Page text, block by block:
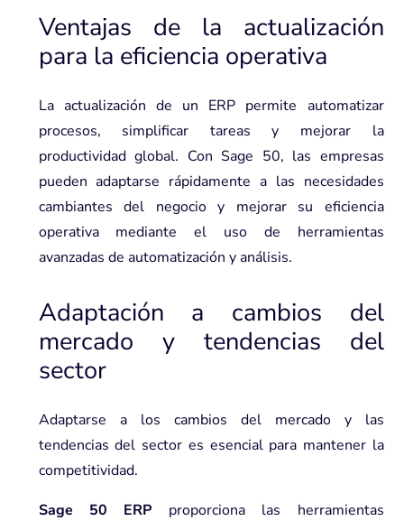
Ventajas de la actualización
para la eficiencia operativa
La actualización de un ERP permite automatizar
procesos, simplificar tareas y mejorar la
productividad global. Con Sage 50, las empresas
pueden adaptarse rápidamente a las necesidades
cambiantes del negocio y mejorar su eficiencia
operativa mediante el uso de herramientas
avanzadas de automatización y análisis.
Adaptación a cambios del
mercado y tendencias del
sector
Adaptarse a los cambios del mercado y las
tendencias del sector es esencial para mantener la
competitividad.
Sage 50 ERP proporciona las herramientas